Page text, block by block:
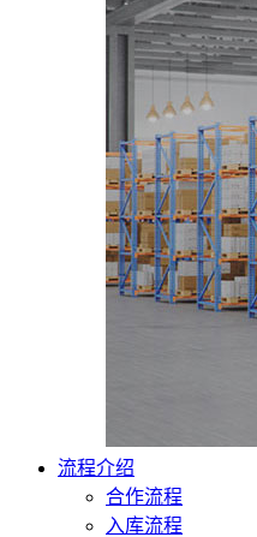
流程介绍
合作流程
入库流程